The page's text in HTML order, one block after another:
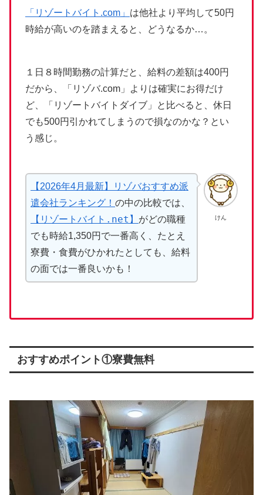
「リゾートバイト.com」 は他社より平均して50円
時給が高いのを踏まえると、どうなるか…。
１日８時間勤務の計算だと、給料の差額は400円
だから、「リゾバ.com」よりは確実にお得だけ
ど、「リゾートバイトダイブ」と比べると、休日
でも500円引かれてしまうので損なのかな？とい
う感じ。
けん
【2026年4月最新】リゾバおすすめ派
遣会社ランキング！ の中の比較では、
【リゾートバイト.net】
がどの職種
でも時給1,350円で一番高く、たとえ
寮費・食費がひかれたとしても、給料
の面では一番良いかも！
おすすめポイント①寮費無料